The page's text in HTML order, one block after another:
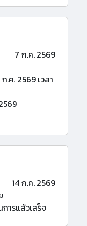
7 ก.ค. 2569
.ค. 2569 เวลา
14 ก.ค. 2569
ารแล้วเสร็จ